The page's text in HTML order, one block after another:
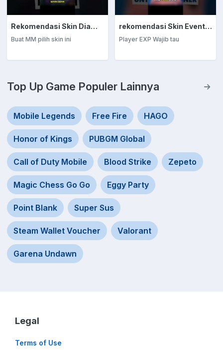
Rekomendasi Skin Diamond Kuning: Marksman
Buat MM pilih skin ini
rekomendasi Skin Event Diamond Kuning: EXP Laner
Player EXP Wajib tau
Top Up Game Populer Lainnya
Mobile Legends Free Fire HAGO
Honor of Kings PUBGM Global
Call of Duty Mobile Blood Strike Zepeto
Magic Chess Go Go Eggy Party
Point Blank Super Sus
Steam Wallet Voucher Valorant
Garena Undawn
Legal
Terms of Use